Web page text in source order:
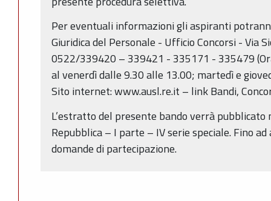
Per eventuali informazioni gli aspiranti
Giuridica del Personale - Ufficio Concorsi - Via
0522/339420 – 339421 - 335171 - 335479
al venerdì dalle 9.30 alle 13.00; martedì e
Sito internet: www.ausl.re.it – link Bandi,
L’estratto del presente bando verrà
Repubblica – I parte – IV serie speciale. Fino
domande di partecipazione.